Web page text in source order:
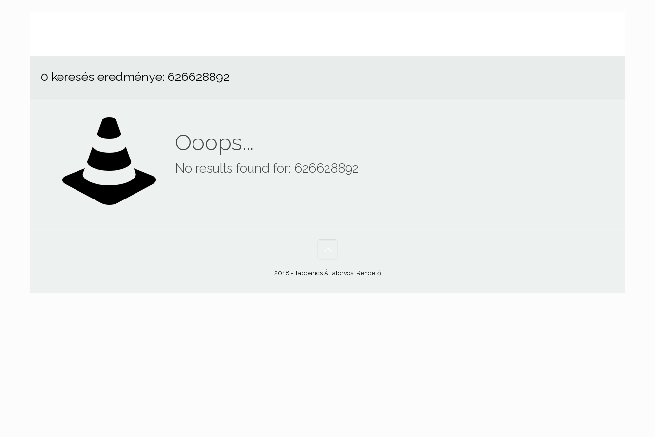
0 keresés eredménye: 626628892
Ooops...
No results found for: 626628892
2018 - Tappancs Állatorvosi Rendelő